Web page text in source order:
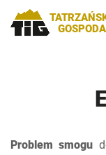
Problem smogu